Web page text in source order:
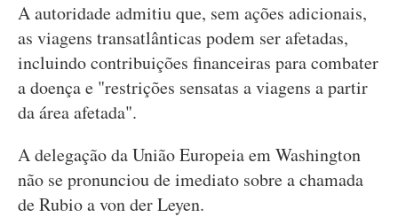
A autoridade admitiu que, sem ações adicionais,
as viagens transatlânticas podem ser afetadas,
incluindo contribuições financeiras para combater
a doença e "restrições sensatas a viagens a partir
da área afetada".
A delegação da União Europeia em Washington
não se pronunciou de imediato sobre a chamada
de Rubio a von der Leyen.